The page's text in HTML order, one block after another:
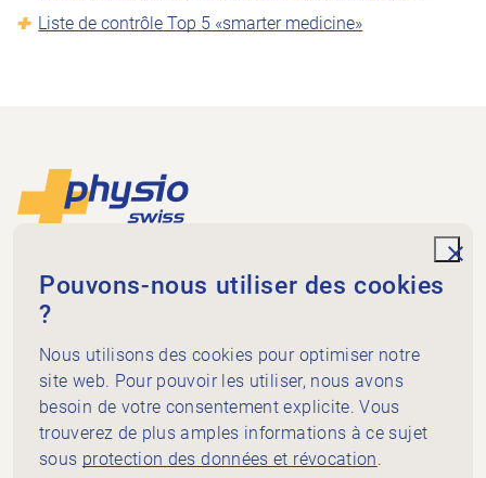
Liste de contrôle Top 5 «smarter medicine»
Footer
Physioswiss
Dammweg 3
3013 Bern
+41 58 255 36 00
info@physioswiss.ch
Médias sociaux
Important
Connaissances
Pouvons-nous utiliser des cookies
?
Nous utilisons des cookies pour optimiser notre
site web. Pour pouvoir les utiliser, nous avons
besoin de votre consentement explicite. Vous
trouverez de plus amples informations à ce sujet
sous protection des données et révocation.